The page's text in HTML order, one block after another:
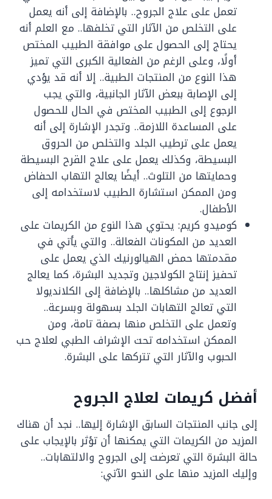
تعمل على علاج الجروح.. بالإضافة إلى أنه يعمل
على التخلص من الآثار التي تخلفها.. مع العلم أنه
يحتاج إلى الحصول على موافقة الطبيب المختص
أولًا، وعلى الرغم من الفعالية الكبرى التي تميز
هذا النوع من المنتجات الطبية.. إلا أنه قد يؤدي
إلى الإصابة ببعض الآثار الجانبية، والتي يجب
الرجوع إلى الطبيب المختص في الحال للحصول
على المساعدة اللازمة.. وتجدر الإشارة إلى أنه
يعمل على ترطيب الجلد والتخلص من الحروق
البسيطة، وكذلك يعمل على علاج القرح البسيطة
وحمايتها من التلوث.. أيضًا يعالج التهاب الحفاض
ومن الممكن استشارة الطبيب لاستخدامه إلى
الأطفال.
كوميدو كريم: يحتوي هذا النوع من الكريمات على
العديد من المكونات الفعالة.. والتي يأتي في
مقدمتها حمض الهيالورنيك الذي يعمل على
تحفيز إنتاج الكولاجين وتجديد البشرة، كما يعالج
العديد من مشاكلها.. بالإضافة إلى الكلانديولا
التي تعالج التهابات الجلد بسهولة وبسرعة..
وتعمل على التخلص منها بصفة تامة، ومن
الممكن استخدامه تحت الإشراف الطبي لعلاج حب
الحبوب والآثار التي تتركها على البشرة.
أفضل كريمات لعلاج الجروح
إلى جانب المنتجات السابق الإشارة إليها.. نجد أن هناك
المزيد من الكريمات التي يمكنها أن تؤثر بالإيجاب على
حالة البشرة التي تعرضت إلى الجروح والالتهابات..
وإليك المزيد منها على النحو الآتي: